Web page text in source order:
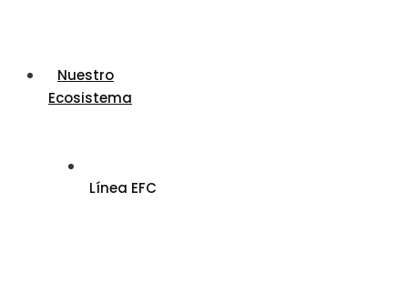
Nuestro
Ecosistema
Línea EFC